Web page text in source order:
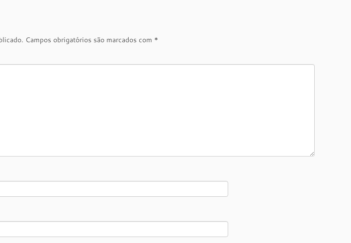
Campos obrigatórios são marcados com *